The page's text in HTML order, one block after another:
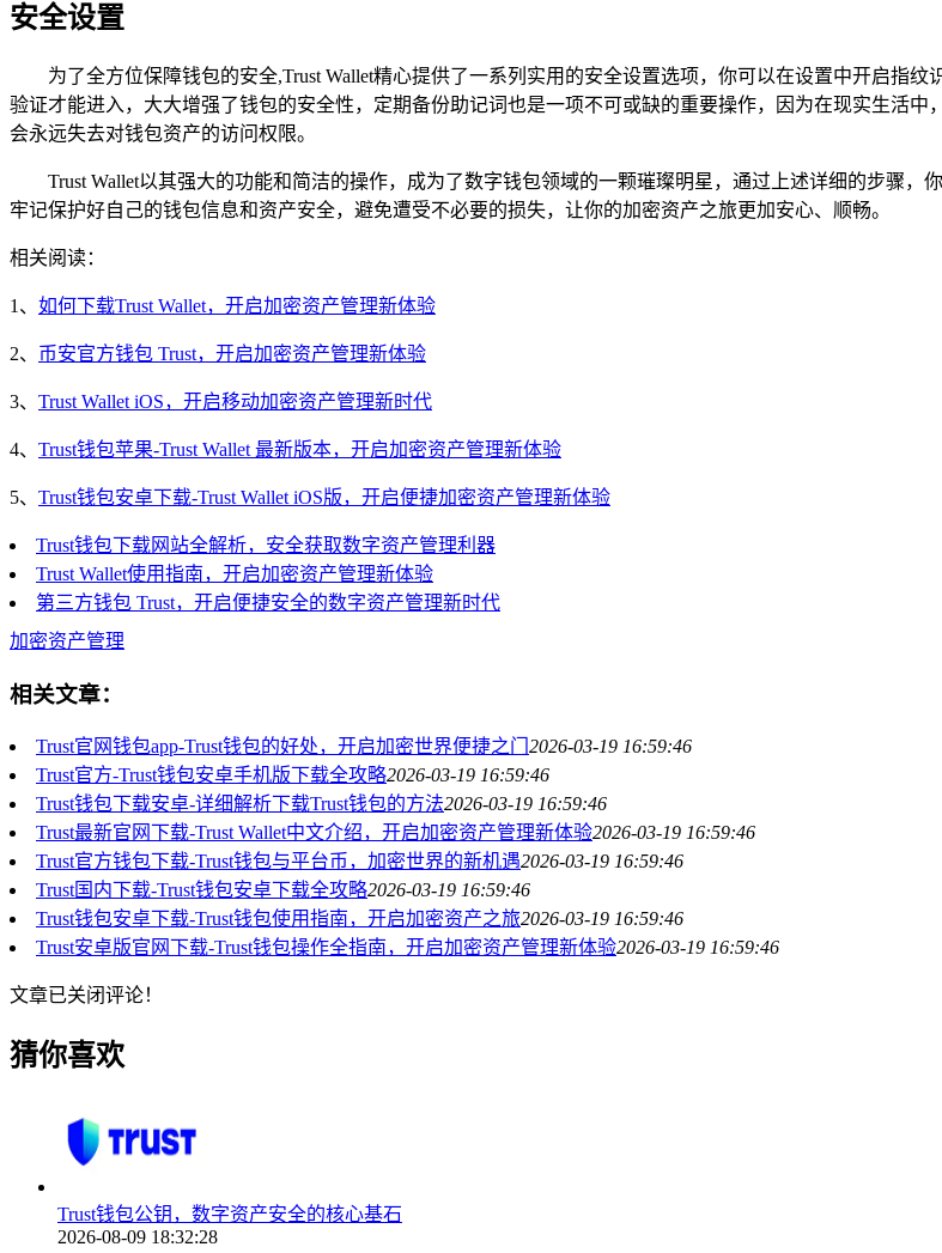
安全设置
为了全方位保障钱包的安全,Trust Wallet精心提供了一系列实用的安全设置选项，你可以在设置中开启指
验证才能进入，大大增强了钱包的安全性，定期备份助记词也是一项不可或缺的重要操作，因为在现实生活
会永远失去对钱包资产的访问权限。
Trust Wallet以其强大的功能和简洁的操作，成为了数字钱包领域的一颗璀璨明星，通过上述详细的步骤，
牢记保护好自己的钱包信息和资产安全，避免遭受不必要的损失，让你的加密资产之旅更加安心、顺畅。
相关阅读：
1、 如何下载Trust Wallet，开启加密资产管理新体验
2、 币安官方钱包 Trust，开启加密资产管理新体验
3、 Trust Wallet iOS，开启移动加密资产管理新时代
4、 Trust钱包苹果-Trust Wallet 最新版本，开启加密资产管理新体验
5、 Trust钱包安卓下载-Trust Wallet iOS版，开启便捷加密资产管理新体验
Trust钱包下载网站全解析，安全获取数字资产管理利器
Trust Wallet使用指南，开启加密资产管理新体验
第三方钱包 Trust，开启便捷安全的数字资产管理新时代
加密资产管理
相关文章：
Trust官网钱包app-Trust钱包的好处，开启加密世界便捷之门 2026-03-19 16:59:46
Trust官方-Trust钱包安卓手机版下载全攻略2026-03-19 16:59:46
Trust钱包下载安卓-详细解析下载Trust钱包的方法2026-03-19 16:59:46
Trust最新官网下载-Trust Wallet中文介绍，开启加密资产管理新体验2026-03-19 16:59:46
Trust官方钱包下载-Trust钱包与平台币，加密世界的新机遇2026-03-19 16:59:46
Trust国内下载-Trust钱包安卓下载全攻略2026-03-19 16:59:46
Trust钱包安卓下载-Trust钱包使用指南，开启加密资产之旅2026-03-19 16:59:46
Trust安卓版官网下载-Trust钱包操作全指南，开启加密资产管理新体验2026-03-19 16:59:46
文章已关闭评论！
猜你喜欢
Trust钱包公钥，数字资产安全的核心基石
2026-08-09 18:32:28